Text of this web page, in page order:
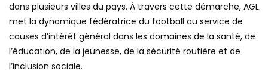
dans plusieurs villes du pays. À travers cette démarche, AGL
met la dynamique fédératrice du football au service de
causes d’intérêt général dans les domaines de la santé, de
l’éducation, de la jeunesse, de la sécurité routière et de
l’inclusion sociale.